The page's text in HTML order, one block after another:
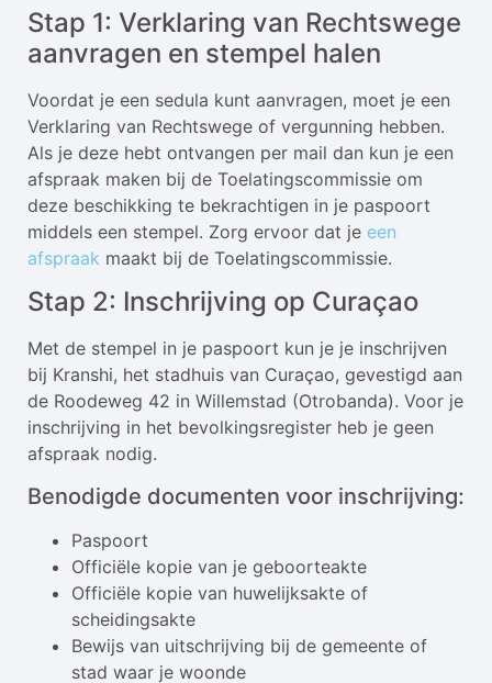
Stap 1: Verklaring van Rechtswege
aanvragen en stempel halen
Voordat je een sedula kunt aanvragen, moet je een
Verklaring van Rechtswege of vergunning hebben.
Als je deze hebt ontvangen per mail dan kun je een
afspraak maken bij de Toelatingscommissie om
deze beschikking te bekrachtigen in je paspoort
middels een stempel. Zorg ervoor dat je een
afspraak maakt bij de Toelatingscommissie.
Stap 2: Inschrijving op Curaçao
Met de stempel in je paspoort kun je je inschrijven
bij Kranshi, het stadhuis van Curaçao, gevestigd aan
de Roodeweg 42 in Willemstad (Otrobanda). Voor je
inschrijving in het bevolkingsregister heb je geen
afspraak nodig.
Benodigde documenten voor inschrijving:
Paspoort
Officiële kopie van je geboorteakte
Officiële kopie van huwelijksakte of
scheidingsakte
Bewijs van uitschrijving bij de gemeente of
stad waar je woonde